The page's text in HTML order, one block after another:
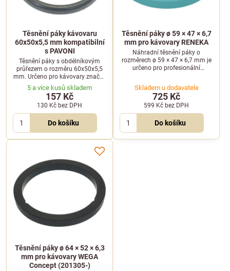
Těsnění páky kávovaru
60x50x5,5 mm kompatibilní
s PAVONI
Těsnění páky s obdélníkovým
průřezem o rozměru 60x50x5,5
mm. Určeno pro kávovary značky
PAVONI, jako jsou modely
Europiccola, Professional,
Romantica či Stradivari.
5 a více kusů skladem
157 Kč
130 Kč bez DPH
Do košíku
Těsnění páky ø 59 × 47 × 6,7
mm pro kávovary RENEKA
Náhradní těsnění páky o
rozměrech ø 59 × 47 × 6,7 mm je
určeno pro profesionální
kávovaru.
Skladem u dodavatele
725 Kč
599 Kč bez DPH
Do košíku
Těsnění páky ø 64 × 52 × 6,3
mm pro kávovary WEGA
Concept (201305-)